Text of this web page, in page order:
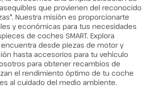
que provienen del reconocido
Nuestra misión es proporcionarte
y económicas para tus necesidades
de coches SMART. Explora
desde piezas de motor y
hasta accesorios para tu vehículo
para obtener recambios de
el rendimiento óptimo de tu coche
al cuidado del medio ambiente.